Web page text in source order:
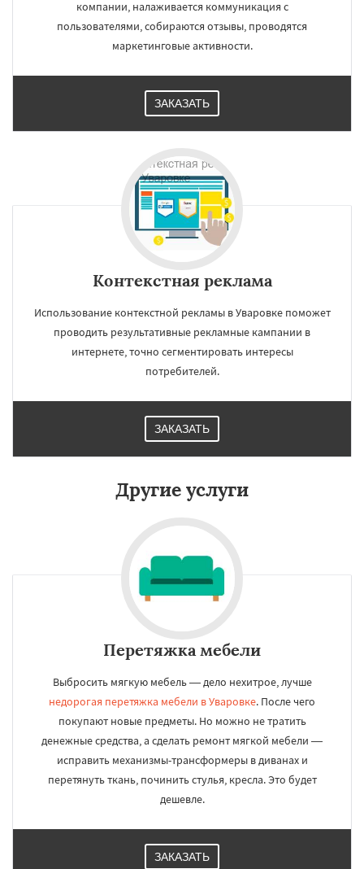
Работаем по
×
Фосфоритный
Фряново
Черусти
компании, налаживается коммуникация с
пользователями, собираются отзывы, проводятся
маркетинговые активности.
ЗАКАЗАТЬ
Контекстная реклама
Использование контекстной рекламы в Уваровке поможет
проводить результативные рекламные кампании в
интернете, точно сегментировать интересы
потребителей.
ЗАКАЗАТЬ
Другие услуги
Перетяжка мебели
Выбросить мягкую мебель — дело нехитрое, лучше
недорогая перетяжка мебели в Уваровке. После чего
покупают новые предметы. Но можно не тратить
денежные средства, а сделать ремонт мягкой мебели —
исправить механизмы-трансформеры в диванах и
перетянуть ткань, починить стулья, кресла. Это будет
дешевле.
ЗАКАЗАТЬ
×
Даю согласие на обработку персональных данных